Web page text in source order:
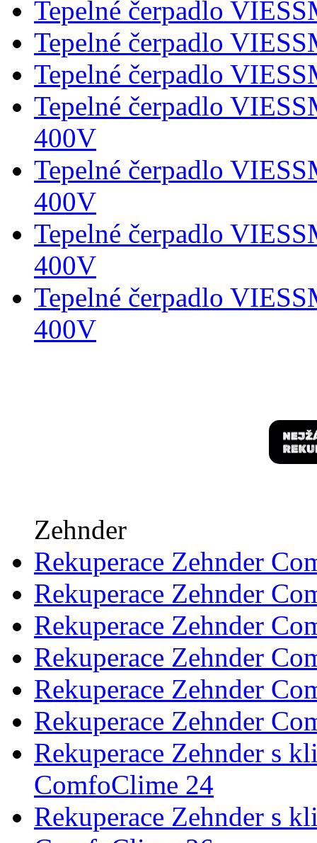
Tepelné čerpadlo
Tepelné čerpadlo
Tepelné čerpadlo
Tepelné čerpadlo
400V
Tepelné čerpadlo
400V
Tepelné čerpadlo
400V
Tepelné čerpadlo
400V
Zehnder
Rekuperace Zehnder
Rekuperace Zehnder
Rekuperace Zehnder
Rekuperace Zehnder
Rekuperace Zehnder
Rekuperace Zehnder
Rekuperace Zehnder s
ComfoClime 24
Rekuperace Zehnder s